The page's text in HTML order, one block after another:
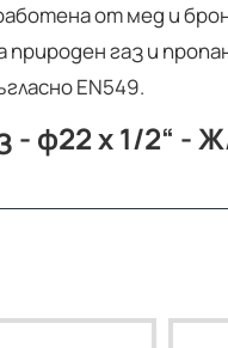
от мед и
газ и
EN549.
- ф22 x 1/2“